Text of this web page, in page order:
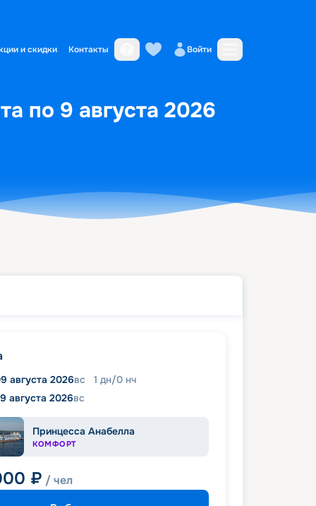
и скидки Контакты Войти
по 9 августа 2026
августа 2026вс 1 дн/0 нч
августа 2026вс
Принцесса Анабелла
КОМФОРТ
₽ / чел